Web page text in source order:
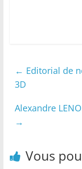
← Editorial de
3D
Alexandre
→
Vous